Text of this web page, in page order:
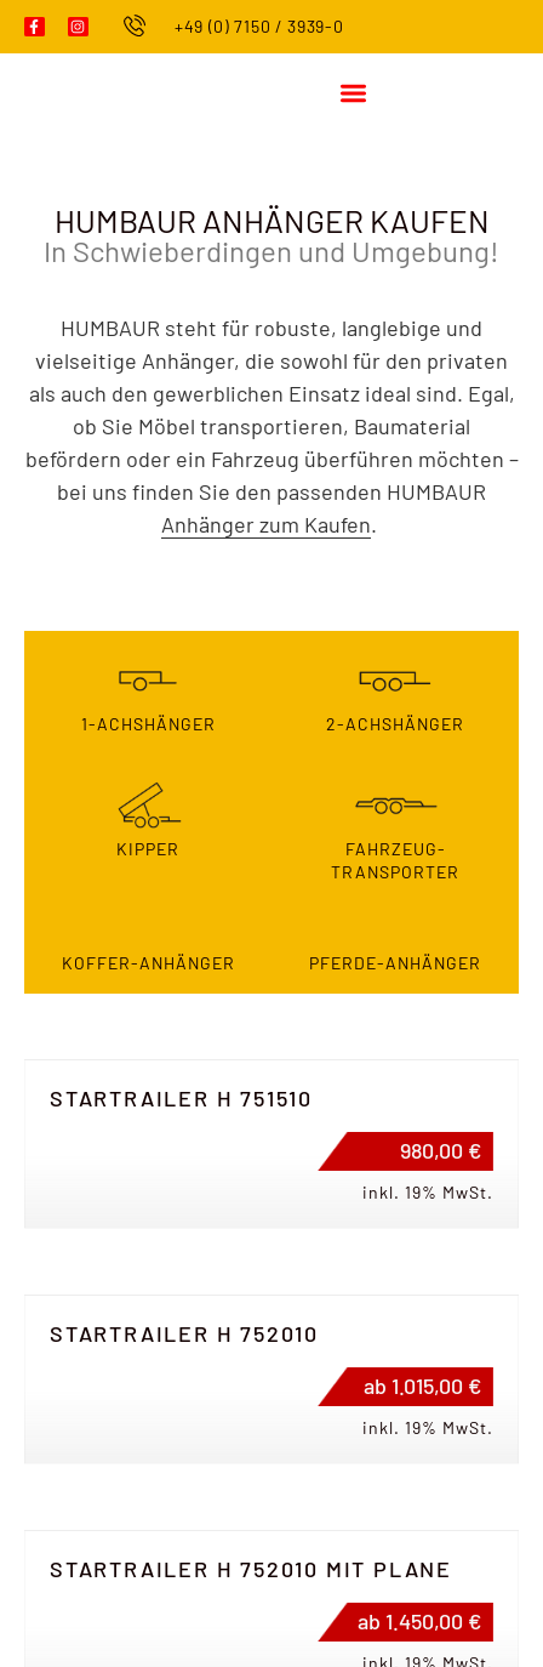
+49 (0) 7150 / 3939-0
HUMBAUR ANHÄNGER KAUFEN
In Schwieberdingen und Umgebung!
HUMBAUR steht für robuste, langlebige und
vielseitige Anhänger, die sowohl für den privaten
als auch den gewerblichen Einsatz ideal sind. Egal,
ob Sie Möbel transportieren, Baumaterial
befördern oder ein Fahrzeug überführen möchten –
bei uns finden Sie den passenden HUMBAUR
Anhänger zum Kaufen.
1-ACHSHÄNGER 2-ACHSHÄNGER
KIPPER
FAHRZEUG-
TRANSPORTER
KOFFER-ANHÄNGER PFERDE-ANHÄNGER
STARTRAILER H 751510
980,00 €
inkl. 19% MwSt.
STARTRAILER H 752010
ab 1.015,00 €
inkl. 19% MwSt.
STARTRAILER H 752010 MIT PLANE
ab 1.450,00 €
inkl. 19% MwSt.